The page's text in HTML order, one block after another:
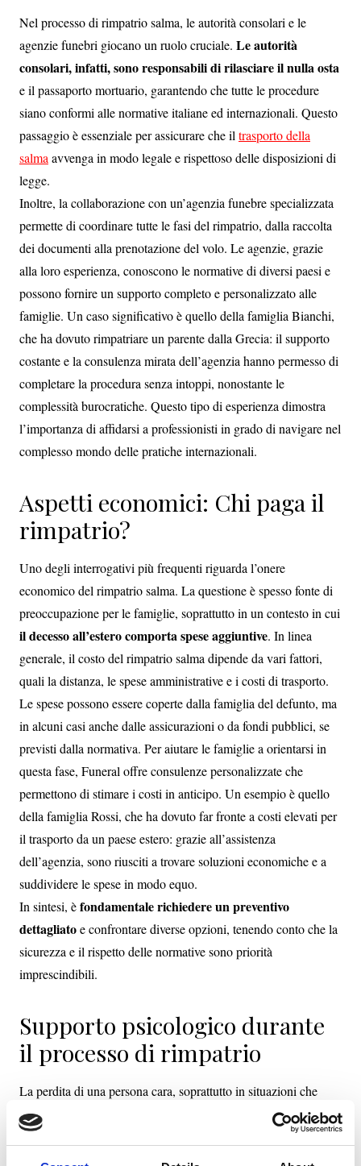
Nel processo di rimpatrio salma, le autorità consolari e le
agenzie funebri giocano un ruolo cruciale. Le autorità
consolari, infatti, sono responsabili di rilasciare il nulla osta
e il passaporto mortuario, garantendo che tutte le procedure
siano conformi alle normative italiane ed internazionali. Questo
passaggio è essenziale per assicurare che il trasporto della
salma avvenga in modo legale e rispettoso delle disposizioni di
legge.
Inoltre, la collaborazione con un’agenzia funebre specializzata
permette di coordinare tutte le fasi del rimpatrio, dalla raccolta
dei documenti alla prenotazione del volo. Le agenzie, grazie
alla loro esperienza, conoscono le normative di diversi paesi e
possono fornire un supporto completo e personalizzato alle
famiglie. Un caso significativo è quello della famiglia Bianchi,
che ha dovuto rimpatriare un parente dalla Grecia: il supporto
costante e la consulenza mirata dell’agenzia hanno permesso di
completare la procedura senza intoppi, nonostante le
complessità burocratiche. Questo tipo di esperienza dimostra
l’importanza di affidarsi a professionisti in grado di navigare nel
complesso mondo delle pratiche internazionali.
Aspetti economici: Chi paga il
rimpatrio?
Uno degli interrogativi più frequenti riguarda l’onere
economico del rimpatrio salma. La questione è spesso fonte di
preoccupazione per le famiglie, soprattutto in un contesto in cui
il decesso all’estero comporta spese aggiuntive. In linea
generale, il costo del rimpatrio salma dipende da vari fattori,
quali la distanza, le spese amministrative e i costi di trasporto.
Le spese possono essere coperte dalla famiglia del defunto, ma
in alcuni casi anche dalle assicurazioni o da fondi pubblici, se
previsti dalla normativa. Per aiutare le famiglie a orientarsi in
questa fase, Funeral offre consulenze personalizzate che
permettono di stimare i costi in anticipo. Un esempio è quello
della famiglia Rossi, che ha dovuto far fronte a costi elevati per
il trasporto da un paese estero: grazie all’assistenza
dell’agenzia, sono riusciti a trovare soluzioni economiche e a
suddividere le spese in modo equo.
In sintesi, èfondamentale richiedere un preventivo
dettagliatoe confrontare diverse opzioni, tenendo conto che la
sicurezza e il rispetto delle normative sono priorità
imprescindibili.
Supporto psicologico durante
il processo di rimpatrio
La perdita di una persona cara, soprattutto in situazioni che
richiedono il rimpatrio salma, può generare un forte impatto
emotivo. In momenti così difficili,
il supporto psicologico
diventa un alleato prezioso